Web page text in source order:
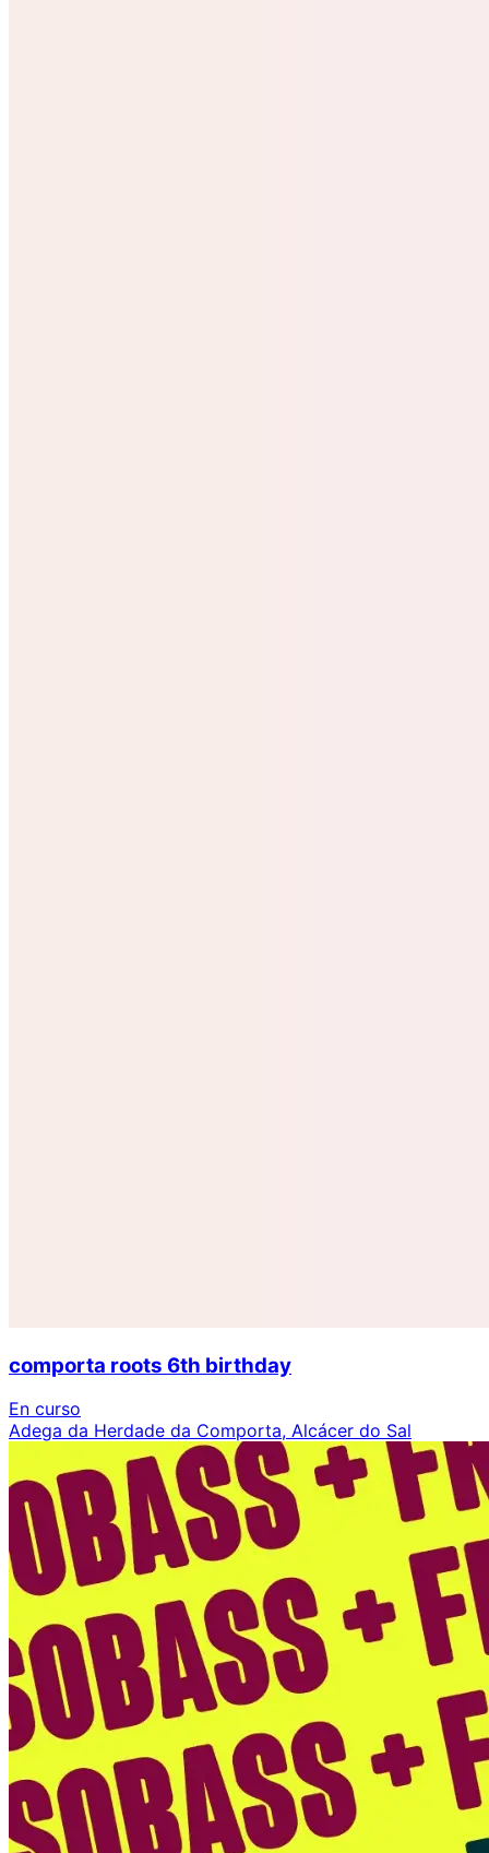
comporta roots 6th birthday
En curso
Adega da Herdade da Comporta, Alcácer do Sal